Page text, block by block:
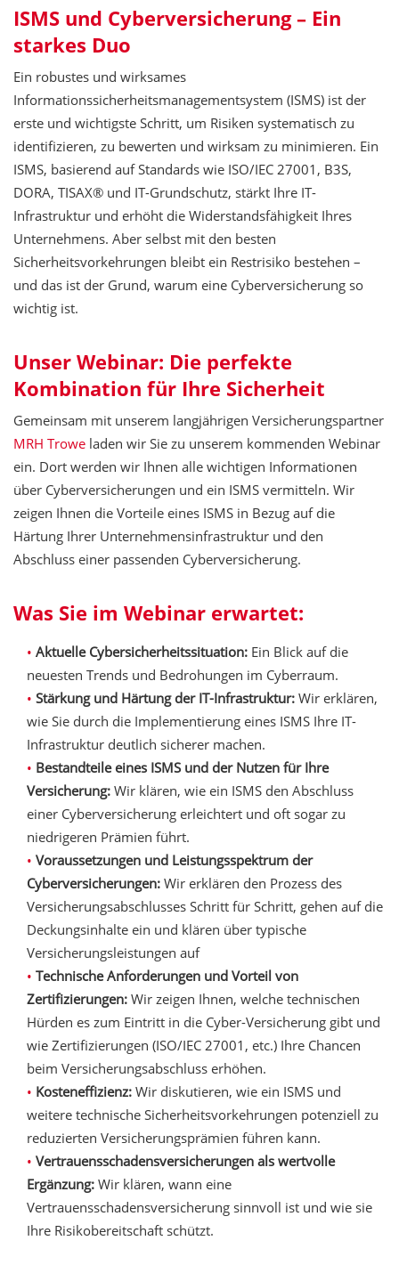
ISMS und Cyberversicherung – Ein
starkes Duo
Ein robustes und wirksames
Informationssicherheitsmanagementsystem (ISMS) ist der
erste und wichtigste Schritt, um Risiken systematisch zu
identifizieren, zu bewerten und wirksam zu minimieren. Ein
ISMS, basierend auf Standards wie ISO/IEC 27001, B3S,
DORA, TISAX® und IT-Grundschutz, stärkt Ihre IT-
Infrastruktur und erhöht die Widerstandsfähigkeit Ihres
Unternehmens. Aber selbst mit den besten
Sicherheitsvorkehrungen bleibt ein Restrisiko bestehen –
und das ist der Grund, warum eine Cyberversicherung so
wichtig ist.
Unser Webinar: Die perfekte
Kombination für Ihre Sicherheit
Gemeinsam mit unserem langjährigen Versicherungspartner
MRH Trowe laden wir Sie zu unserem kommenden Webinar
ein. Dort werden wir Ihnen alle wichtigen Informationen
über Cyberversicherungen und ein ISMS vermitteln. Wir
zeigen Ihnen die Vorteile eines ISMS in Bezug auf die
Härtung Ihrer Unternehmensinfrastruktur und den
Abschluss einer passenden Cyberversicherung.
Was Sie im Webinar erwartet:
Aktuelle Cybersicherheitssituation: Ein Blick auf die
neuesten Trends und Bedrohungen im Cyberraum.
Stärkung und Härtung der IT-Infrastruktur: Wir erklären,
wie Sie durch die Implementierung eines ISMS Ihre IT-
Infrastruktur deutlich sicherer machen.
Bestandteile eines ISMS und der Nutzen für Ihre
Versicherung: Wir klären, wie ein ISMS den Abschluss
einer Cyberversicherung erleichtert und oft sogar zu
niedrigeren Prämien führt.
Voraussetzungen und Leistungsspektrum der
Cyberversicherungen: Wir erklären den Prozess des
Versicherungsabschlusses Schritt für Schritt, gehen auf die
Deckungsinhalte ein und klären über typische
Versicherungsleistungen auf
Technische Anforderungen und Vorteil von
Zertifizierungen: Wir zeigen Ihnen, welche technischen
Hürden es zum Eintritt in die Cyber-Versicherung gibt und
wie Zertifizierungen (ISO/IEC 27001, etc.) Ihre Chancen
beim Versicherungsabschluss erhöhen.
Kosteneffizienz: Wir diskutieren, wie ein ISMS und
weitere technische Sicherheitsvorkehrungen potenziell zu
reduzierten Versicherungsprämien führen kann.
Vertrauensschadensversicherungen als wertvolle
Ergänzung: Wir klären, wann eine
Vertrauensschadensversicherung sinnvoll ist und wie sie
Ihre Risikobereitschaft schützt.